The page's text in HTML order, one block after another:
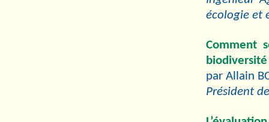
écologie et
Comment
biodiversité
par Allain
Président